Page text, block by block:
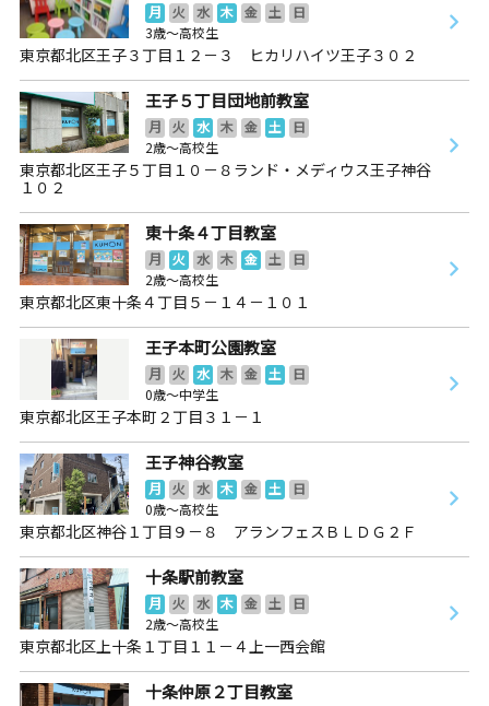
月 火 水 木 金 土
日
3歳～高校生
東京都北区王子３丁目１２－３ ヒカリハイツ王子３０２
王子５丁目団地前教室
月 火 水 木 金 土
日
2歳～高校生
東京都北区王子５丁目１０－８ランド・メディウス王子神谷
１０２
東十条４丁目教室
月 火 水 木 金 土
日
2歳～高校生
東京都北区東十条４丁目５－１４－１０１
王子本町公園教室
月 火 水 木 金 土
日
0歳～中学生
東京都北区王子本町２丁目３１－１
王子神谷教室
月 火 水 木 金 土
日
0歳～高校生
東京都北区神谷１丁目９－８ アランフェスＢＬＤＧ２Ｆ
十条駅前教室
月 火 水 木 金 土
日
2歳～高校生
東京都北区上十条１丁目１１－４上一西会館
十条仲原２丁目教室